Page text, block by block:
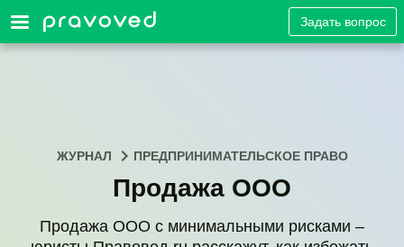
Задать вопрос
ЖУРНАЛ ПРЕДПРИНИМАТЕЛЬСКОЕ ПРАВО
Продажа ООО
Продажа ООО с минимальными рисками –